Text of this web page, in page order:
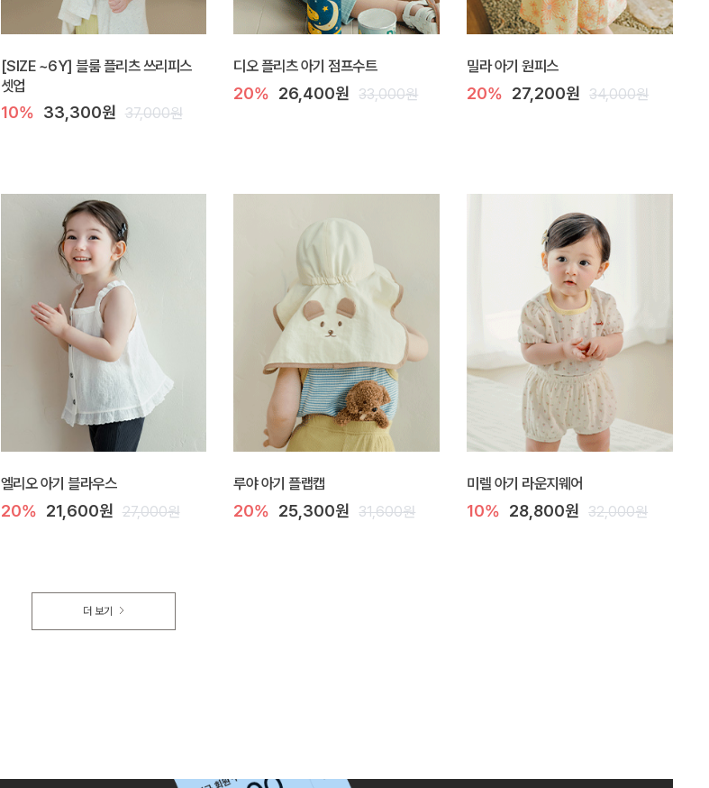
[SIZE ~6Y] 블룸 플리츠 쓰리피스
셋업
10% 33,300원 37,000원
디오 플리츠 아기 점프수트
20% 26,400원 33,000원
밀라 아기 원피스
20% 27,200원 34,000원
엘리오 아기 블라우스
20% 21,600원 27,000원
루야 아기 플랩캡
20% 25,300원 31,600원
미렐 아기 라운지웨어
10% 28,800원 32,000원
더 보기